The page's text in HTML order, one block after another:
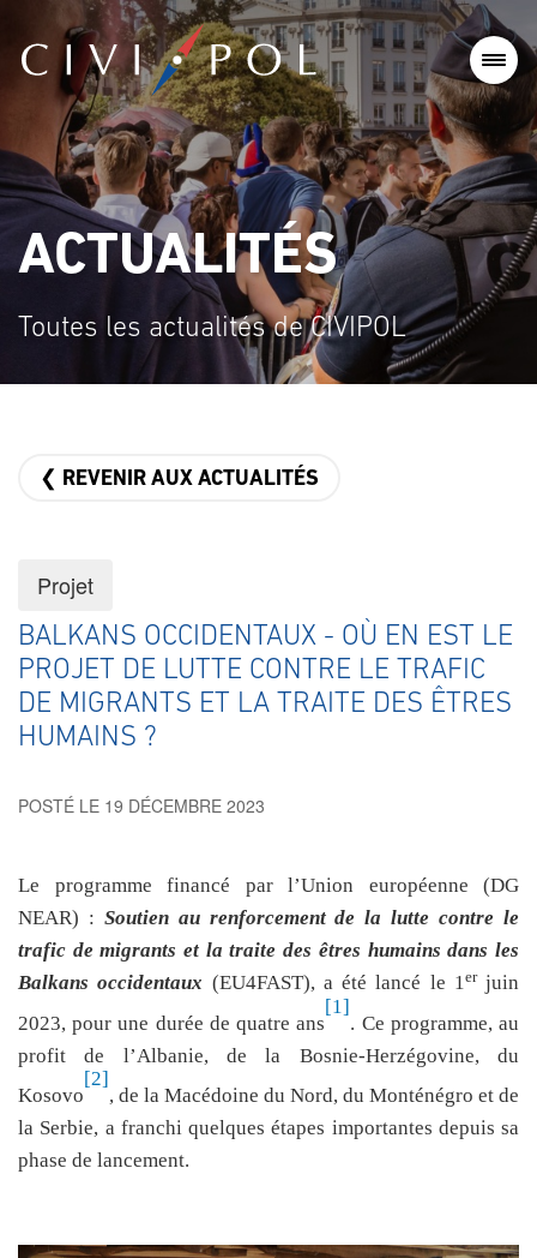
ACTUALITÉS
Toutes les actualités de CIVIPOL
❮ REVENIR AUX ACTUALITÉS
Projet
BALKANS OCCIDENTAUX - OÙ EN EST LE
PROJET DE LUTTE CONTRE LE TRAFIC
DE MIGRANTS ET LA TRAITE DES ÊTRES
HUMAINS ?
POSTÉ LE 19 DÉCEMBRE 2023
Le programme financé par l’Union européenne (DG
NEAR) : Soutien au renforcement de la lutte contre le
trafic de migrants et la traite des êtres humains dans les
Balkans occidentaux (EU4FAST), a été lancé le 1erjuin
2023, pour une durée de quatre ans
[1]
. Ce programme, au
profit de l’Albanie, de la Bosnie-Herzégovine, du
Kosovo
[2]
, de la Macédoine du Nord, du Monténégro et de
la Serbie, a franchi quelques étapes importantes depuis sa
phase de lancement.